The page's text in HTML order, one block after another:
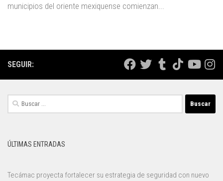
municipios del oriente mexiquense comienzan...
SEGUIR:
Buscar:
ÚLTIMAS ENTRADAS
Tecámac proyecta fortalecer su estrategia de seguridad con nuevo